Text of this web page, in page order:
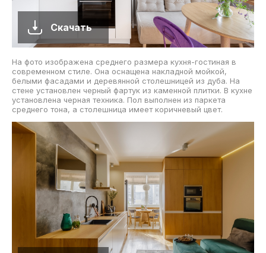
Скачать
На фото изображена среднего размера кухня-гостиная в
современном стиле. Она оснащена накладной мойкой,
белыми фасадами и деревянной столешницей из дуба. На
стене установлен черный фартук из каменной плитки. В кухне
установлена черная техника. Пол выполнен из паркета
среднего тона, а столешница имеет коричневый цвет.